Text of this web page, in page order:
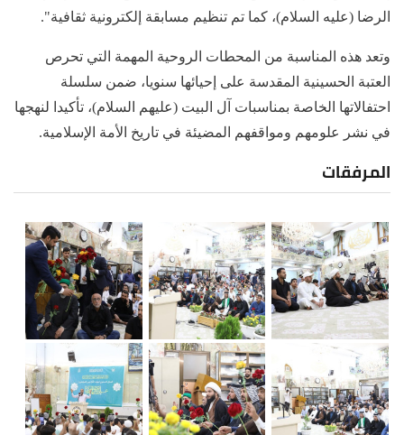
الرضا (عليه السلام)، كما تم تنظيم مسابقة إلكترونية ثقافية".
وتعد هذه المناسبة من المحطات الروحية المهمة التي تحرص
العتبة الحسينية المقدسة على إحيائها سنويا، ضمن سلسلة
احتفالاتها الخاصة بمناسبات آل البيت (عليهم السلام)، تأكيدا لنهجها
في نشر علومهم ومواقفهم المضيئة في تاريخ الأمة الإسلامية.
المرفقات